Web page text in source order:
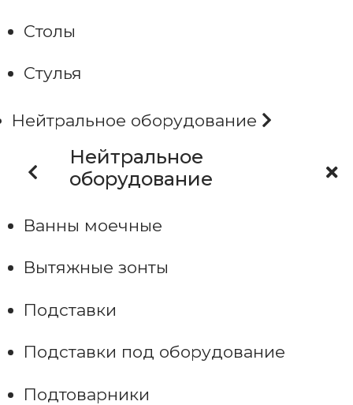
Столы
Стулья
Нейтральное оборудование
Нейтральное
оборудование
Ванны моечные
Вытяжные зонты
Подставки
Подставки под оборудование
Подтоварники